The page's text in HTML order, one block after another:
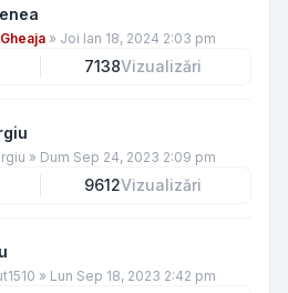
» Joi Ian 18, 2024 2:03 pm
7138Vizualizări
» Dum Sep 24, 2023 2:09 pm
9612Vizualizări
» Lun Sep 18, 2023 2:42 pm